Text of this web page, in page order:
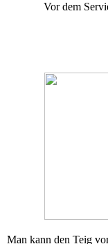
Vor dem
Man kann den Teig